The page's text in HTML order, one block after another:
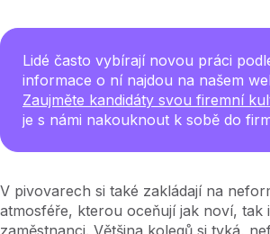
Lidé často vybírají novou práci
informace o ní najdou na našem
Zaujměte kandidáty svou firemní
je s námi nakouknout k sobě do
V pivovarech si také zakládají na
atmosféře, kterou oceňují jak noví, tak